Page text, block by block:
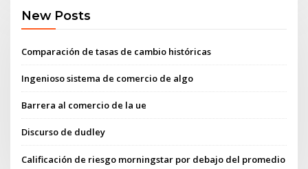
New Posts
Comparación de tasas de cambio históricas
Ingenioso sistema de comercio de algo
Barrera al comercio de la ue
Discurso de dudley
Calificación de riesgo morningstar por debajo del promedio